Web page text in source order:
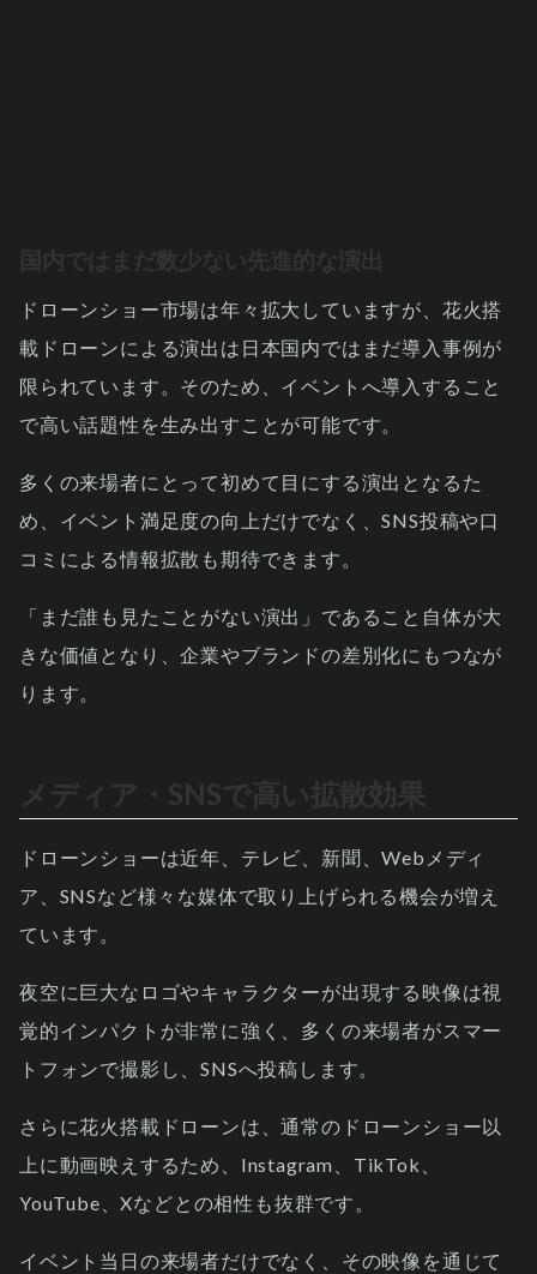
国内ではまだ数少ない先進的な演出
ドローンショー市場は年々拡大していますが、花火搭
載ドローンによる演出は日本国内ではまだ導入事例が
限られています。そのため、イベントへ導入すること
で高い話題性を生み出すことが可能です。
多くの来場者にとって初めて目にする演出となるた
め、イベント満足度の向上だけでなく、SNS投稿や口
コミによる情報拡散も期待できます。
「まだ誰も見たことがない演出」であること自体が大
きな価値となり、企業やブランドの差別化にもつなが
ります。
メディア・SNSで高い拡散効果
ドローンショーは近年、テレビ、新聞、Webメディ
ア、SNSなど様々な媒体で取り上げられる機会が増え
ています。
夜空に巨大なロゴやキャラクターが出現する映像は視
覚的インパクトが非常に強く、多くの来場者がスマー
トフォンで撮影し、SNSへ投稿します。
さらに花火搭載ドローンは、通常のドローンショー以
上に動画映えするため、Instagram、TikTok、
YouTube、Xなどとの相性も抜群です。
イベント当日の来場者だけでなく、その映像を通じて